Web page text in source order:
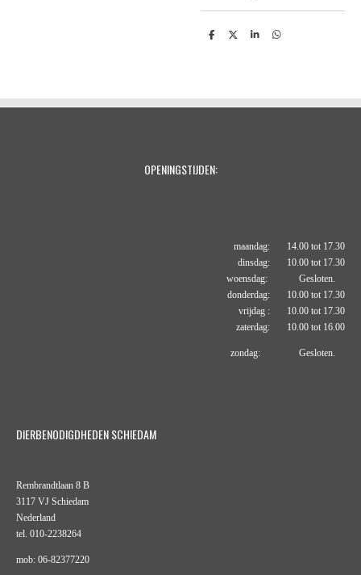
D
D
S
D
OPENINGSTIJDEN:
maandag: 14.00 tot 17.30
dinsdag: 10.00 tot 17.30
woensdag: Gesloten.
donderdag: 10.00 tot 17.30
vrijdag : 10.00 tot 17.30
zaterdag: 10.00 tot 16.00
zondag: Gesloten.
DIERBENODIGDHEDEN SCHIEDAM
Rembrandtlaan 8 B
3117 VJ Schiedam
Nederland
tel. 010-2238264
mob: 06-82377220